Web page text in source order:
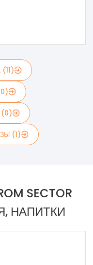
(1)
SECTOR
НАПИТКИ